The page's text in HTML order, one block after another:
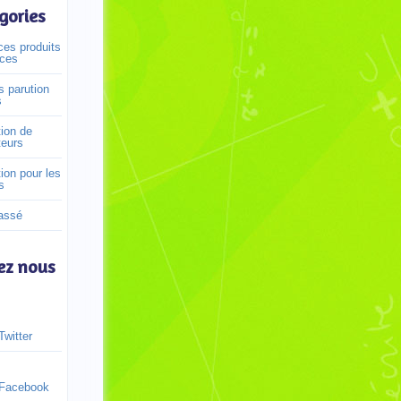
produits
parution
de
pour les
nous